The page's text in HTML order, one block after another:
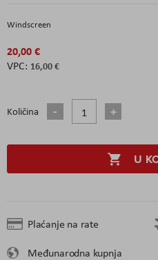
Windscreen
20,00 €
16,00 €
Količina
U
Plaćanje na rate
Međunarodna kupnja